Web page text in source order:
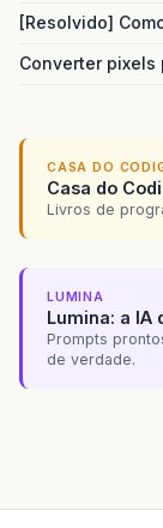
[Resolvido]
Converter pixels
CASA DO
Casa do
Livros de
LUMINA
Lumina: a IA
Prompts
de verdade.